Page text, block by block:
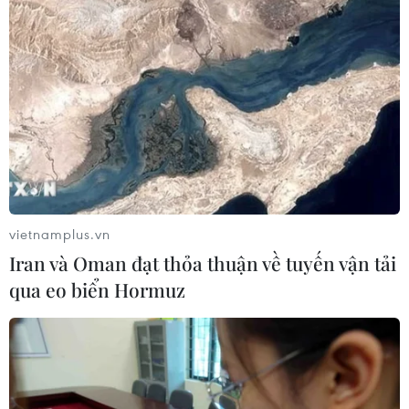
Mưa lớn kéo dài gây thiệt hại khoảng
15 tỷ đồng tại Tuyên Quang
06/08/2026 03:03
Quảng Trị ưu tiên đầu tư hoàn thiện
hệ thống xử lý nước thải cụm công
nghiệp
06/08/2026 03:03
Pháp mở các điểm tắm sông
phục vụ người dân trong mùa Hè
nắng nóng
06/08/2026 03:02
vietnamplus.vn
Iran và Oman đạt thỏa thuận về tuyến vận tải
qua eo biển Hormuz